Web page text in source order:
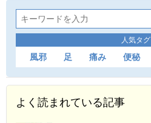
人気タグ
風邪 足 痛み 便秘
よく読まれている記事